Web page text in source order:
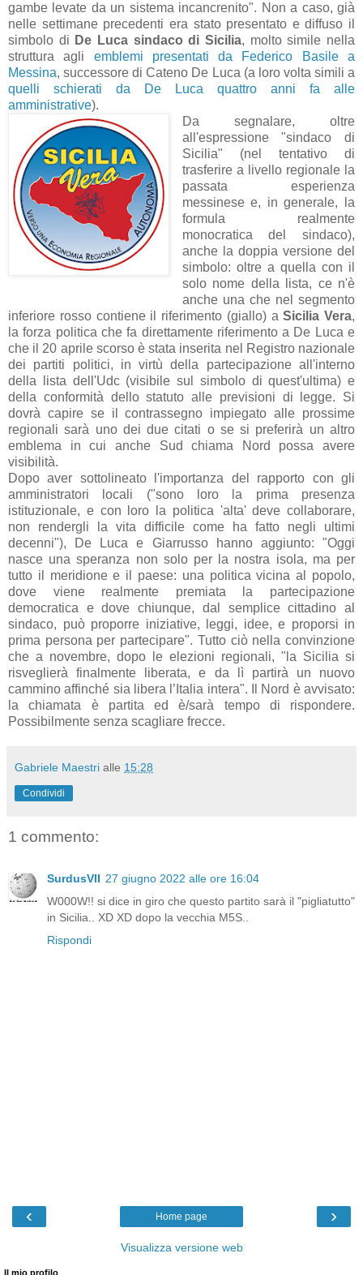
gambe levate da un sistema incancrenito". Non a caso, già
nelle settimane precedenti era stato presentato e diffuso il
simbolo di De Luca sindaco di Sicilia, molto simile nella
struttura agli emblemi presentati da Federico Basile a
Messina, successore di Cateno De Luca (a loro volta simili a
quelli schierati da De Luca quattro anni fa alle
amministrative).
Da segnalare, oltre
all'espressione "sindaco di
Sicilia" (nel tentativo di
trasferire a livello regionale la
passata esperienza
messinese e, in generale, la
formula realmente
monocratica del sindaco),
anche la doppia versione del
simbolo: oltre a quella con il
solo nome della lista, ce n'è
anche una che nel segmento
inferiore rosso contiene il riferimento (giallo) aSicilia Vera,
la forza politica che fa direttamente riferimento a De Luca e
che il 20 aprile scorso è stata inserita nel Registro nazionale
dei partiti politici, in virtù della partecipazione all'interno
della lista dell'Udc (visibile sul simbolo di quest'ultima) e
della conformità dello statuto alle previsioni di legge. Si
dovrà capire se il contrassegno impiegato alle prossime
regionali sarà uno dei due citati o se si preferirà un altro
emblema in cui anche Sud chiama Nord possa avere
visibilità.
Dopo aver sottolineato l'importanza del rapporto con gli
amministratori locali ("sono loro la prima presenza
istituzionale, e con loro la politica 'alta' deve collaborare,
non rendergli la vita difficile come ha fatto negli ultimi
decenni"), De Luca e Giarrusso hanno aggiunto: "Oggi
nasce una speranza non solo per la nostra isola, ma per
tutto il meridione e il paese: una politica vicina al popolo,
dove viene realmente premiata la partecipazione
democratica e dove chiunque, dal semplice cittadino al
sindaco, può proporre iniziative, leggi, idee, e proporsi in
prima persona per partecipare". Tutto ciò nella convinzione
che a novembre, dopo le elezioni regionali, "la Sicilia si
risveglierà finalmente liberata, e da lì partirà un nuovo
cammino affinché sia libera l’Italia intera". Il Nord è avvisato:
la chiamata è partita ed è/sarà tempo di rispondere.
Possibilmente senza scagliare frecce.
Gabriele Maestri alle 15:28
Condividi
1 commento:
SurdusVII 27 giugno 2022 alle ore 16:04
W000W!! si dice in giro che questo partito sarà il "pigliatutto"
in Sicilia.. XD XD dopo la vecchia M5S..
Rispondi
‹ ›
Home page
Visualizza versione web
Il mio profilo